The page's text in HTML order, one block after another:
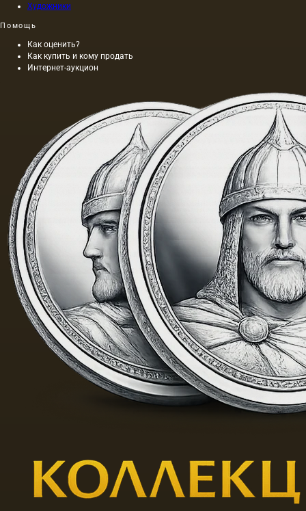
Художники
Помощь
Как оценить?
Как купить и кому продать
Интернет-аукцион